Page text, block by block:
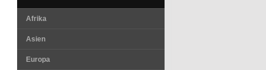
Afrika
Asien
Europa